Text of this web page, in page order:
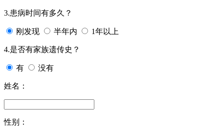
3.患病时间有多久？
刚发现 半年内 1年以上
4.是否有家族遗传史？
有 没有
姓名：
性别：